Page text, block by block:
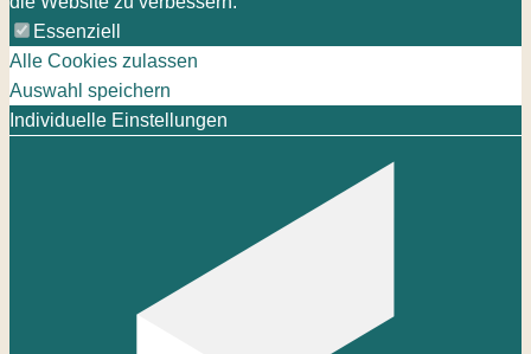
Essenziell
Alle Cookies zulassen
Auswahl speichern
Individuelle Einstellungen